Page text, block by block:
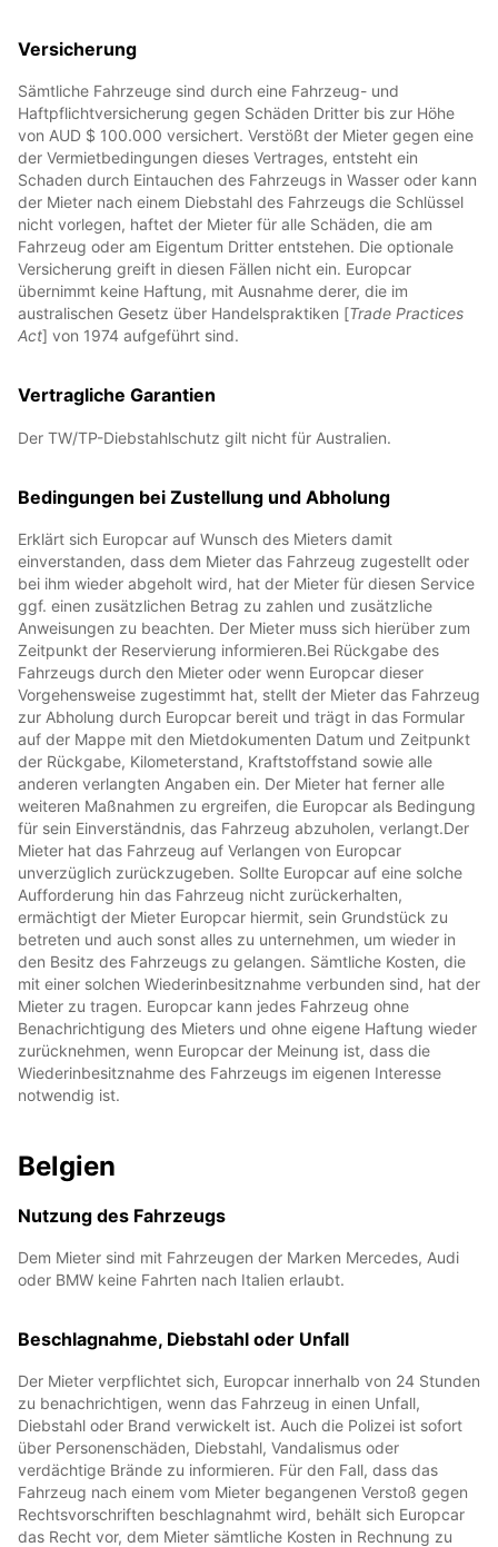
Versicherung
Sämtliche Fahrzeuge sind durch eine Fahrzeug- und
Haftpflichtversicherung gegen Schäden Dritter bis zur Höhe
von AUD $ 100.000 versichert. Verstößt der Mieter gegen eine
der Vermietbedingungen dieses Vertrages, entsteht ein
Schaden durch Eintauchen des Fahrzeugs in Wasser oder kann
der Mieter nach einem Diebstahl des Fahrzeugs die Schlüssel
nicht vorlegen, haftet der Mieter für alle Schäden, die am
Fahrzeug oder am Eigentum Dritter entstehen. Die optionale
Versicherung greift in diesen Fällen nicht ein. Europcar
übernimmt keine Haftung, mit Ausnahme derer, die im
australischen Gesetz über Handelspraktiken [Trade Practices
Act] von 1974 aufgeführt sind.
Vertragliche Garantien
Der TW/TP-Diebstahlschutz gilt nicht für Australien.
Bedingungen bei Zustellung und Abholung
Erklärt sich Europcar auf Wunsch des Mieters damit
einverstanden, dass dem Mieter das Fahrzeug zugestellt oder
bei ihm wieder abgeholt wird, hat der Mieter für diesen Service
ggf. einen zusätzlichen Betrag zu zahlen und zusätzliche
Anweisungen zu beachten. Der Mieter muss sich hierüber zum
Zeitpunkt der Reservierung informieren.Bei Rückgabe des
Fahrzeugs durch den Mieter oder wenn Europcar dieser
Vorgehensweise zugestimmt hat, stellt der Mieter das Fahrzeug
zur Abholung durch Europcar bereit und trägt in das Formular
auf der Mappe mit den Mietdokumenten Datum und Zeitpunkt
der Rückgabe, Kilometerstand, Kraftstoffstand sowie alle
anderen verlangten Angaben ein. Der Mieter hat ferner alle
weiteren Maßnahmen zu ergreifen, die Europcar als Bedingung
für sein Einverständnis, das Fahrzeug abzuholen, verlangt.Der
Mieter hat das Fahrzeug auf Verlangen von Europcar
unverzüglich zurückzugeben. Sollte Europcar auf eine solche
Aufforderung hin das Fahrzeug nicht zurückerhalten,
ermächtigt der Mieter Europcar hiermit, sein Grundstück zu
betreten und auch sonst alles zu unternehmen, um wieder in
den Besitz des Fahrzeugs zu gelangen. Sämtliche Kosten, die
mit einer solchen Wiederinbesitznahme verbunden sind, hat der
Mieter zu tragen. Europcar kann jedes Fahrzeug ohne
Benachrichtigung des Mieters und ohne eigene Haftung wieder
zurücknehmen, wenn Europcar der Meinung ist, dass die
Wiederinbesitznahme des Fahrzeugs im eigenen Interesse
notwendig ist.
Belgien
Nutzung des Fahrzeugs
Dem Mieter sind mit Fahrzeugen der Marken Mercedes, Audi
oder BMW keine Fahrten nach Italien erlaubt.
Beschlagnahme, Diebstahl oder Unfall
Der Mieter verpflichtet sich, Europcar innerhalb von 24 Stunden
zu benachrichtigen, wenn das Fahrzeug in einen Unfall,
Diebstahl oder Brand verwickelt ist. Auch die Polizei ist sofort
über Personenschäden, Diebstahl, Vandalismus oder
verdächtige Brände zu informieren. Für den Fall, dass das
Fahrzeug nach einem vom Mieter begangenen Verstoß gegen
Rechtsvorschriften beschlagnahmt wird, behält sich Europcar
das Recht vor, dem Mieter sämtliche Kosten in Rechnung zu